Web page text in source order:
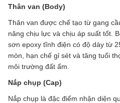
Thân van (Body)
Thân van được chế tạo từ gang
năng chịu lực và chịu áp suất tốt.
sơn epoxy tĩnh điện có độ dày từ
mòn, hạn chế gỉ sét và tăng tuổi
môi trường đất ẩm.
Nắp chụp (Cap)
Nắp chụp là đặc điểm nhận diện